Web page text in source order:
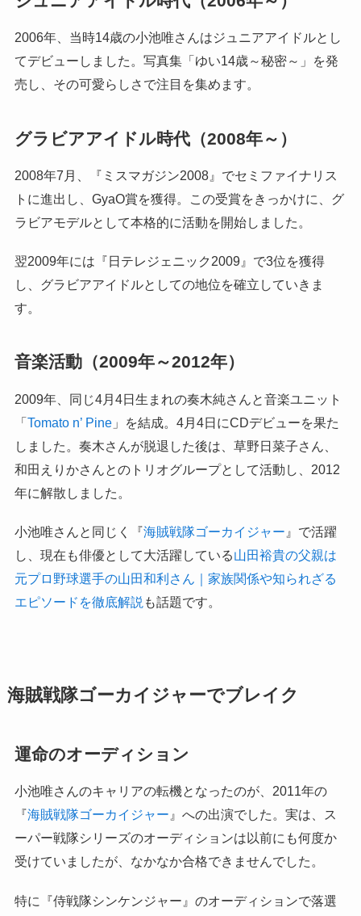
2006年、当時14歳の小池唯さんはジュニアアイドルとし
てデビューしました。写真集「ゆい14歳～秘密～」を発
売し、その可愛らしさで注目を集めます。
グラビアアイドル時代（2008年～）
2008年7月、『ミスマガジン2008』でセミファイナリス
トに進出し、GyaO賞を獲得。この受賞をきっかけに、グ
ラビアモデルとして本格的に活動を開始しました。
翌2009年には『日テレジェニック2009』で3位を獲得
し、グラビアアイドルとしての地位を確立していきま
す。
音楽活動（2009年～2012年）
2009年、同じ4月4日生まれの奏木純さんと音楽ユニット
「 Tomato n’ Pine」を結成。4月4日にCDデビューを果た
しました。奏木さんが脱退した後は、草野日菜子さん、
和田えりかさんとのトリオグループとして活動し、2012
年に解散しました。
小池唯さんと同じく『海賊戦隊ゴーカイジャー 』で活躍
し、現在も俳優として大活躍している山田裕貴の父親は
元プロ野球選手の山田和利さん｜家族関係や知られざる
エピソードを徹底解説 も話題です。
海賊戦隊ゴーカイジャーでブレイク
運命のオーディション
小池唯さんのキャリアの転機となったのが、2011年の
『 海賊戦隊ゴーカイジャー』への出演でした。実は、ス
ーパー戦隊シリーズのオーディションは以前にも何度か
受けていましたが、なかなか合格できませんでした。
特に『侍戦隊シンケンジャー』のオーディションで落選